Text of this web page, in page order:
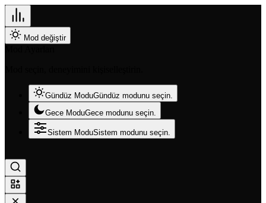
Mod değiştir
Gündüz ModuGündüz modunu seçin.
Gece ModuGece modunu seçin.
Sistem ModuSistem modunu seçin.